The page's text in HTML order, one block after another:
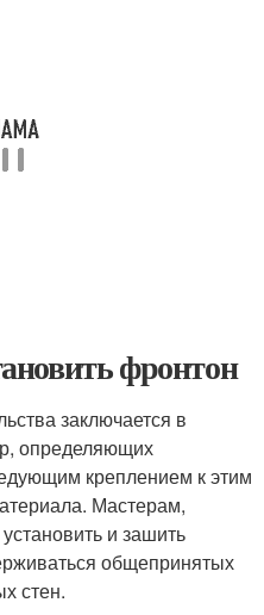
фронтон
заключается в
определяющих
креплением к этим
Мастерам,
и зашить
общепринятых
стен.